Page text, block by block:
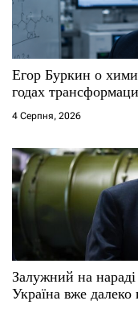
Егор Буркин о
годах
4 Серпня, 2026
Залужний на
Україна вже далеко